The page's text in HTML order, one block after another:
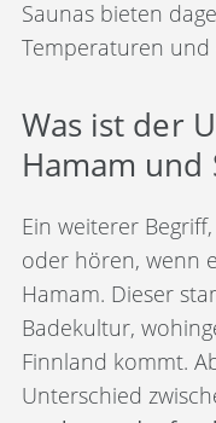
Saunas bieten
Temperaturen
Was ist der
Hamam und
Ein weiterer
oder hören, wenn
Hamam. Dieser
Badekultur,
Finnland kommt.
Unterschied